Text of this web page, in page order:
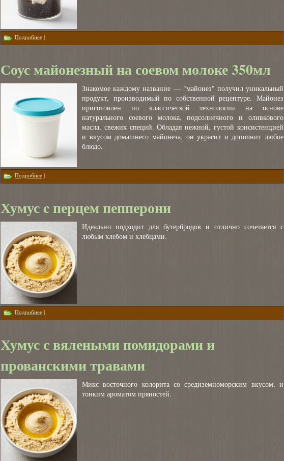
Подробнее о Тофу паста с Белыми Грибами 300гр
|
Соус майонезный на соевом молоке 350мл
Знакомое каждому название — "майонез" получил уникальный
продукт, производимый по собственной рецептуре. Майонез
приготовлен по классической технологии на основе
натурального соевого молока, подсолнечного и оливкового
масла, свежих специй. Обладая нежной, густой консистенцией
и вкусом домашнего майонеза, он украсит и дополнит любое
блюдо.
Подробнее о Соус майонезный на соевом молоке 350мл
|
Хумус c перцем пепперони
Идеально подходит для бутербродов и отлично сочетается с
любым хлебом и хлебцами.
Подробнее о Хумус c перцем пепперони
|
Хумус с вялеными помидорами и
прованскими травами
Микс восточного колорита со средиземноморским вкусом, и
тонким ароматом пряностей.